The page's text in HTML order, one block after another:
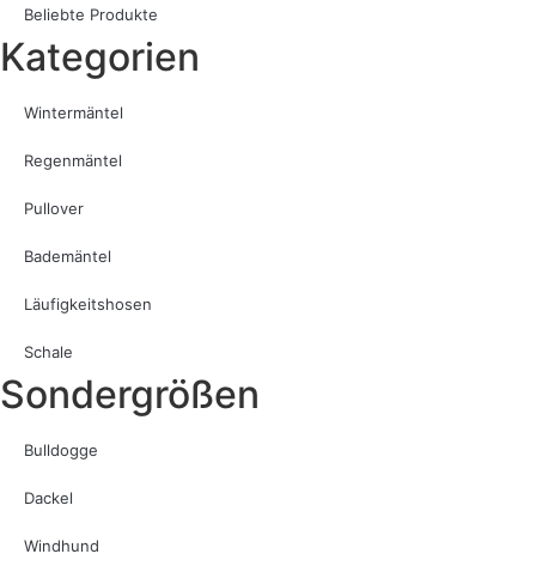
Beliebte Produkte
Kategorien
Wintermäntel
Regenmäntel
Pullover
Bademäntel
Läufigkeitshosen
Schale
Sondergrößen
Bulldogge
Dackel
Windhund